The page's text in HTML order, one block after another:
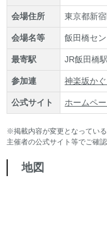
会場住所 東京都新
会場名等 飯田橋セ
最寄駅 JR飯田橋駅
参加連 神楽坂か
公式サイト ホームペ
※掲載内容が変更となってい
主催者の公式サイト等でご確認
地図